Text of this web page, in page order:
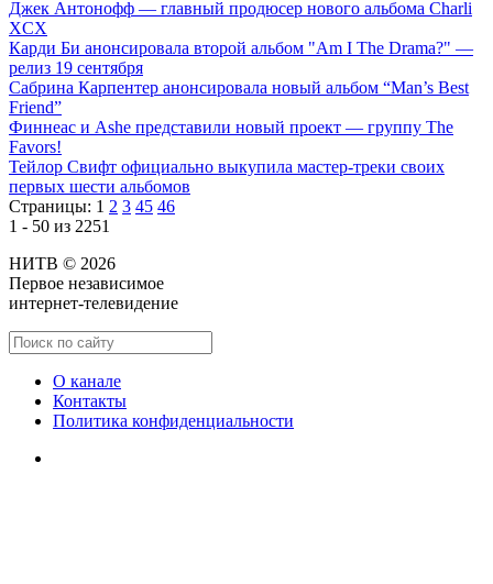
Джек Антонофф — главный продюсер нового альбома Charli
XCX
Карди Би анонсировала второй альбом "Am I The Drama?" —
релиз 19 сентября
Сабрина Карпентер анонсировала новый альбом “Man’s Best
Friend”
Финнеас и Ashe представили новый проект — группу The
Favors!
Тейлор Свифт официально выкупила мастер-треки своих
первых шести альбомов
Страницы: 1 2 3 45 46
1 - 50 из 2251
НИТВ © 2026
Первое независимое
интернет-телевидение
О канале
Контакты
Политика конфиденциальности